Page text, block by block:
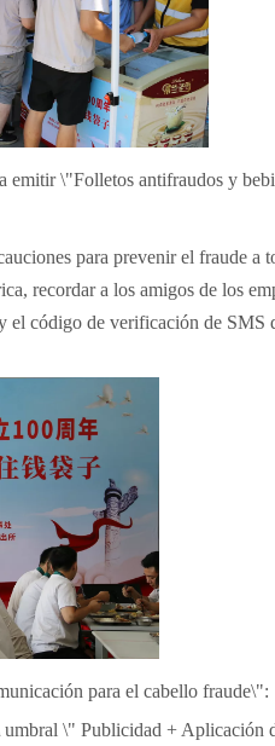
emitir \"Folletos antifraudos y
para prevenir el fraude a
recordar a los amigos de los
código de verificación de SMS
para el cabello fraude\":
\" Publicidad + Aplicación